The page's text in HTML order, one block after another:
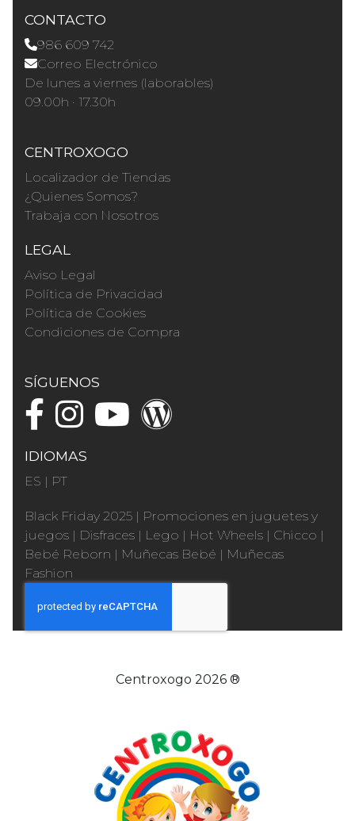
CONTACTO
986 609 742
Correo Electrónico
De lunes a viernes (laborables)
09.00h · 17.30h
CENTROXOGO
Localizador de Tiendas
¿Quienes Somos?
Trabaja con Nosotros
LEGAL
Aviso Legal
Política de Privacidad
Política de Cookies
Condiciones de Compra
SÍGUENOS
IDIOMAS
ES | PT
Black Friday 2025 | Promociones en juguetes y
juegos | Disfraces | Lego | Hot Wheels | Chicco |
Bebé Reborn | Muñecas Bebé | Muñecas
Fashion
Centroxogo 2026 ®